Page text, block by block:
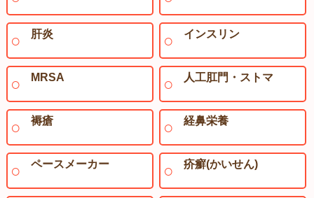
肝炎 インスリン
MRSA 人工肛門・ストマ
褥瘡 経鼻栄養
ペースメーカー 疥癬(かいせん)